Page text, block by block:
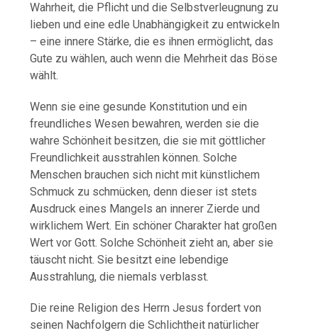
Wahrheit, die Pflicht und die Selbstverleugnung zu
lieben und eine edle Unabhängigkeit zu entwickeln
– eine innere Stärke, die es ihnen ermöglicht, das
Gute zu wählen, auch wenn die Mehrheit das Böse
wählt.
Wenn sie eine gesunde Konstitution und ein
freundliches Wesen bewahren, werden sie die
wahre Schönheit besitzen, die sie mit göttlicher
Freundlichkeit ausstrahlen können. Solche
Menschen brauchen sich nicht mit künstlichem
Schmuck zu schmücken, denn dieser ist stets
Ausdruck eines Mangels an innerer Zierde und
wirklichem Wert. Ein schöner Charakter hat großen
Wert vor Gott. Solche Schönheit zieht an, aber sie
täuscht nicht. Sie besitzt eine lebendige
Ausstrahlung, die niemals verblasst.
Die reine Religion des Herrn Jesus fordert von
seinen Nachfolgern die Schlichtheit natürlicher